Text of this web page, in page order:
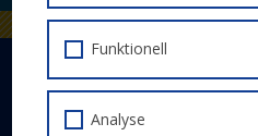
DER EUROPÄISCHE
Abwicklung
Funktionell
Analyse